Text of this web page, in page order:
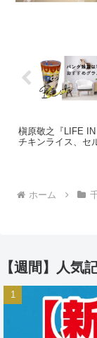
槇原敬之『LIFE
チキンライス、セ
ホーム
【週間】人気